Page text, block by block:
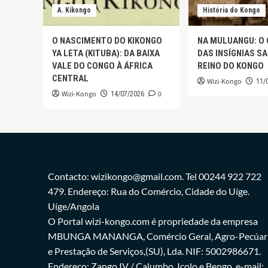
A. Kikongo
O NASCIMENTO DO KIKONGO
YA LETA (KITUBA): DA BAIXA
VALE DO CONGO À ÁFRICA
CENTRAL
Wizi-Kongo 14/07/2026 0
História do Kongo
NA MULUANGU: O
DAS INSÍGNIAS
REINO DO KONGO
Wizi-Kongo 11/
Contacto: wizikongo@gmail.com. Tel 00244 922 722
479. Endereço: Rua do Comércio, Cidade do Uíge.
Uíge/Angola
O Portal wizi-kongo.com é propriedade da empresa
MBUNGA MANANGA, Comércio Geral, Agro-
e Prestação de Serviços,(SU), Lda. NIF: 5002986671.